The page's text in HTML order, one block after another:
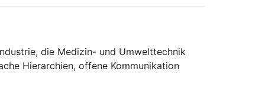
die Medizin- und Umwelt­technik
Hierarchien, offene Kom­munikation